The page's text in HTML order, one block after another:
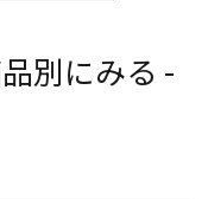
別にみる -